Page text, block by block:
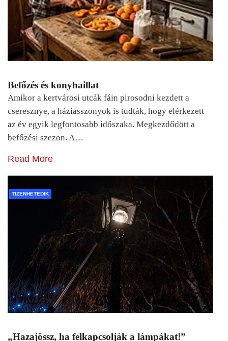
Befőzés és konyhaillat
Amikor a kertvárosi utcák fáin pirosodni kezdett a
cseresznye, a háziasszonyok is tudták, hogy elérkezett
az év egyik legfontosabb időszaka. Megkezdődött a
befőzési szezon. A…
Read More
TIZENHETEDIK
„Hazajössz, ha felkapcsolják a lámpákat!”